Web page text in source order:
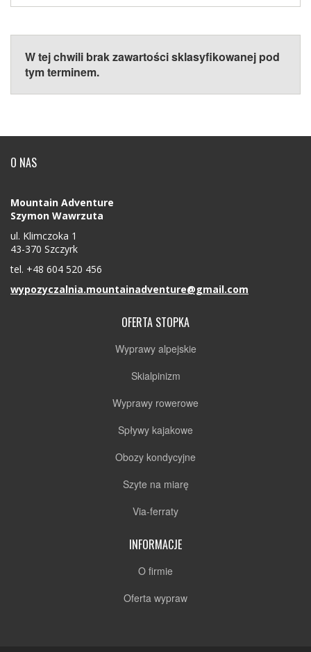
W tej chwili brak zawartości sklasyfikowanej pod
tym terminem.
O NAS
Mountain Adventure
Szymon Wawrzuta
ul. Klimczoka 1
43-370 Szczyrk
tel. +48 604 520 456
wypozyczalnia.mountainadventure@gmail.com
OFERTA STOPKA
Wyprawy alpejskie
Skialpinizm
Wyprawy rowerowe
Spływy kajakowe
Obozy kondycyjne
Szyte na miarę
Via-ferraty
INFORMACJE
O firmie
Oferta wypraw